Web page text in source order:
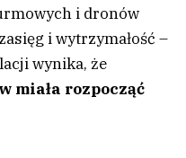
i dronów
i wytrzymałość –
wynika, że
miała rozpocząć